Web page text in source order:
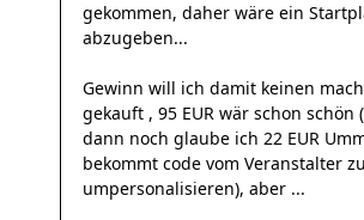
gekommen, daher wäre ein
abzugeben...
Gewinn will ich damit keinen
gekauft , 95 EUR wär schon schön
dann noch glaube ich 22 EUR
bekommt code vom Veranstalter
umpersonalisieren), aber ...